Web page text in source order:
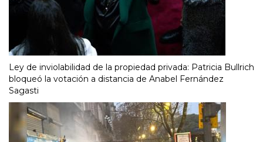
Ley de inviolabilidad de la propiedad privada: Patricia Bullrich
bloqueó la votación a distancia de Anabel Fernández
Sagasti